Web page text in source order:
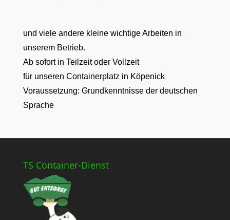
und viele andere kleine wichtige Arbeiten in
unserem Betrieb.
Ab sofort in Teilzeit oder Vollzeit
für unseren Containerplatz in Köpenick
Voraussetzung: Grundkenntnisse der deutschen
Sprache
TS Container-Dienst